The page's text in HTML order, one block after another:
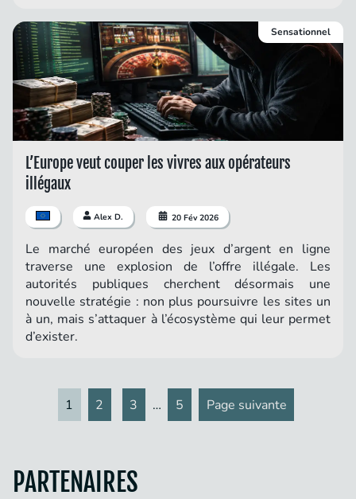
L’Europe veut couper les vivres aux opérateurs
illégaux
Alex D. 20 Fév 2026
Le marché européen des jeux d’argent en ligne
traverse une explosion de l’offre illégale. Les
autorités publiques cherchent désormais une
nouvelle stratégie : non plus poursuivre les sites un
à un, mais s’attaquer à l’écosystème qui leur permet
d’exister.
Sensationnel
1 2 3 … 5 Page suivante
PARTENAIRES